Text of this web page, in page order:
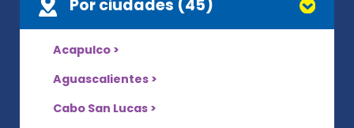
Por ciudades (45)
Acapulco >
Aguascalientes >
Cabo San Lucas >